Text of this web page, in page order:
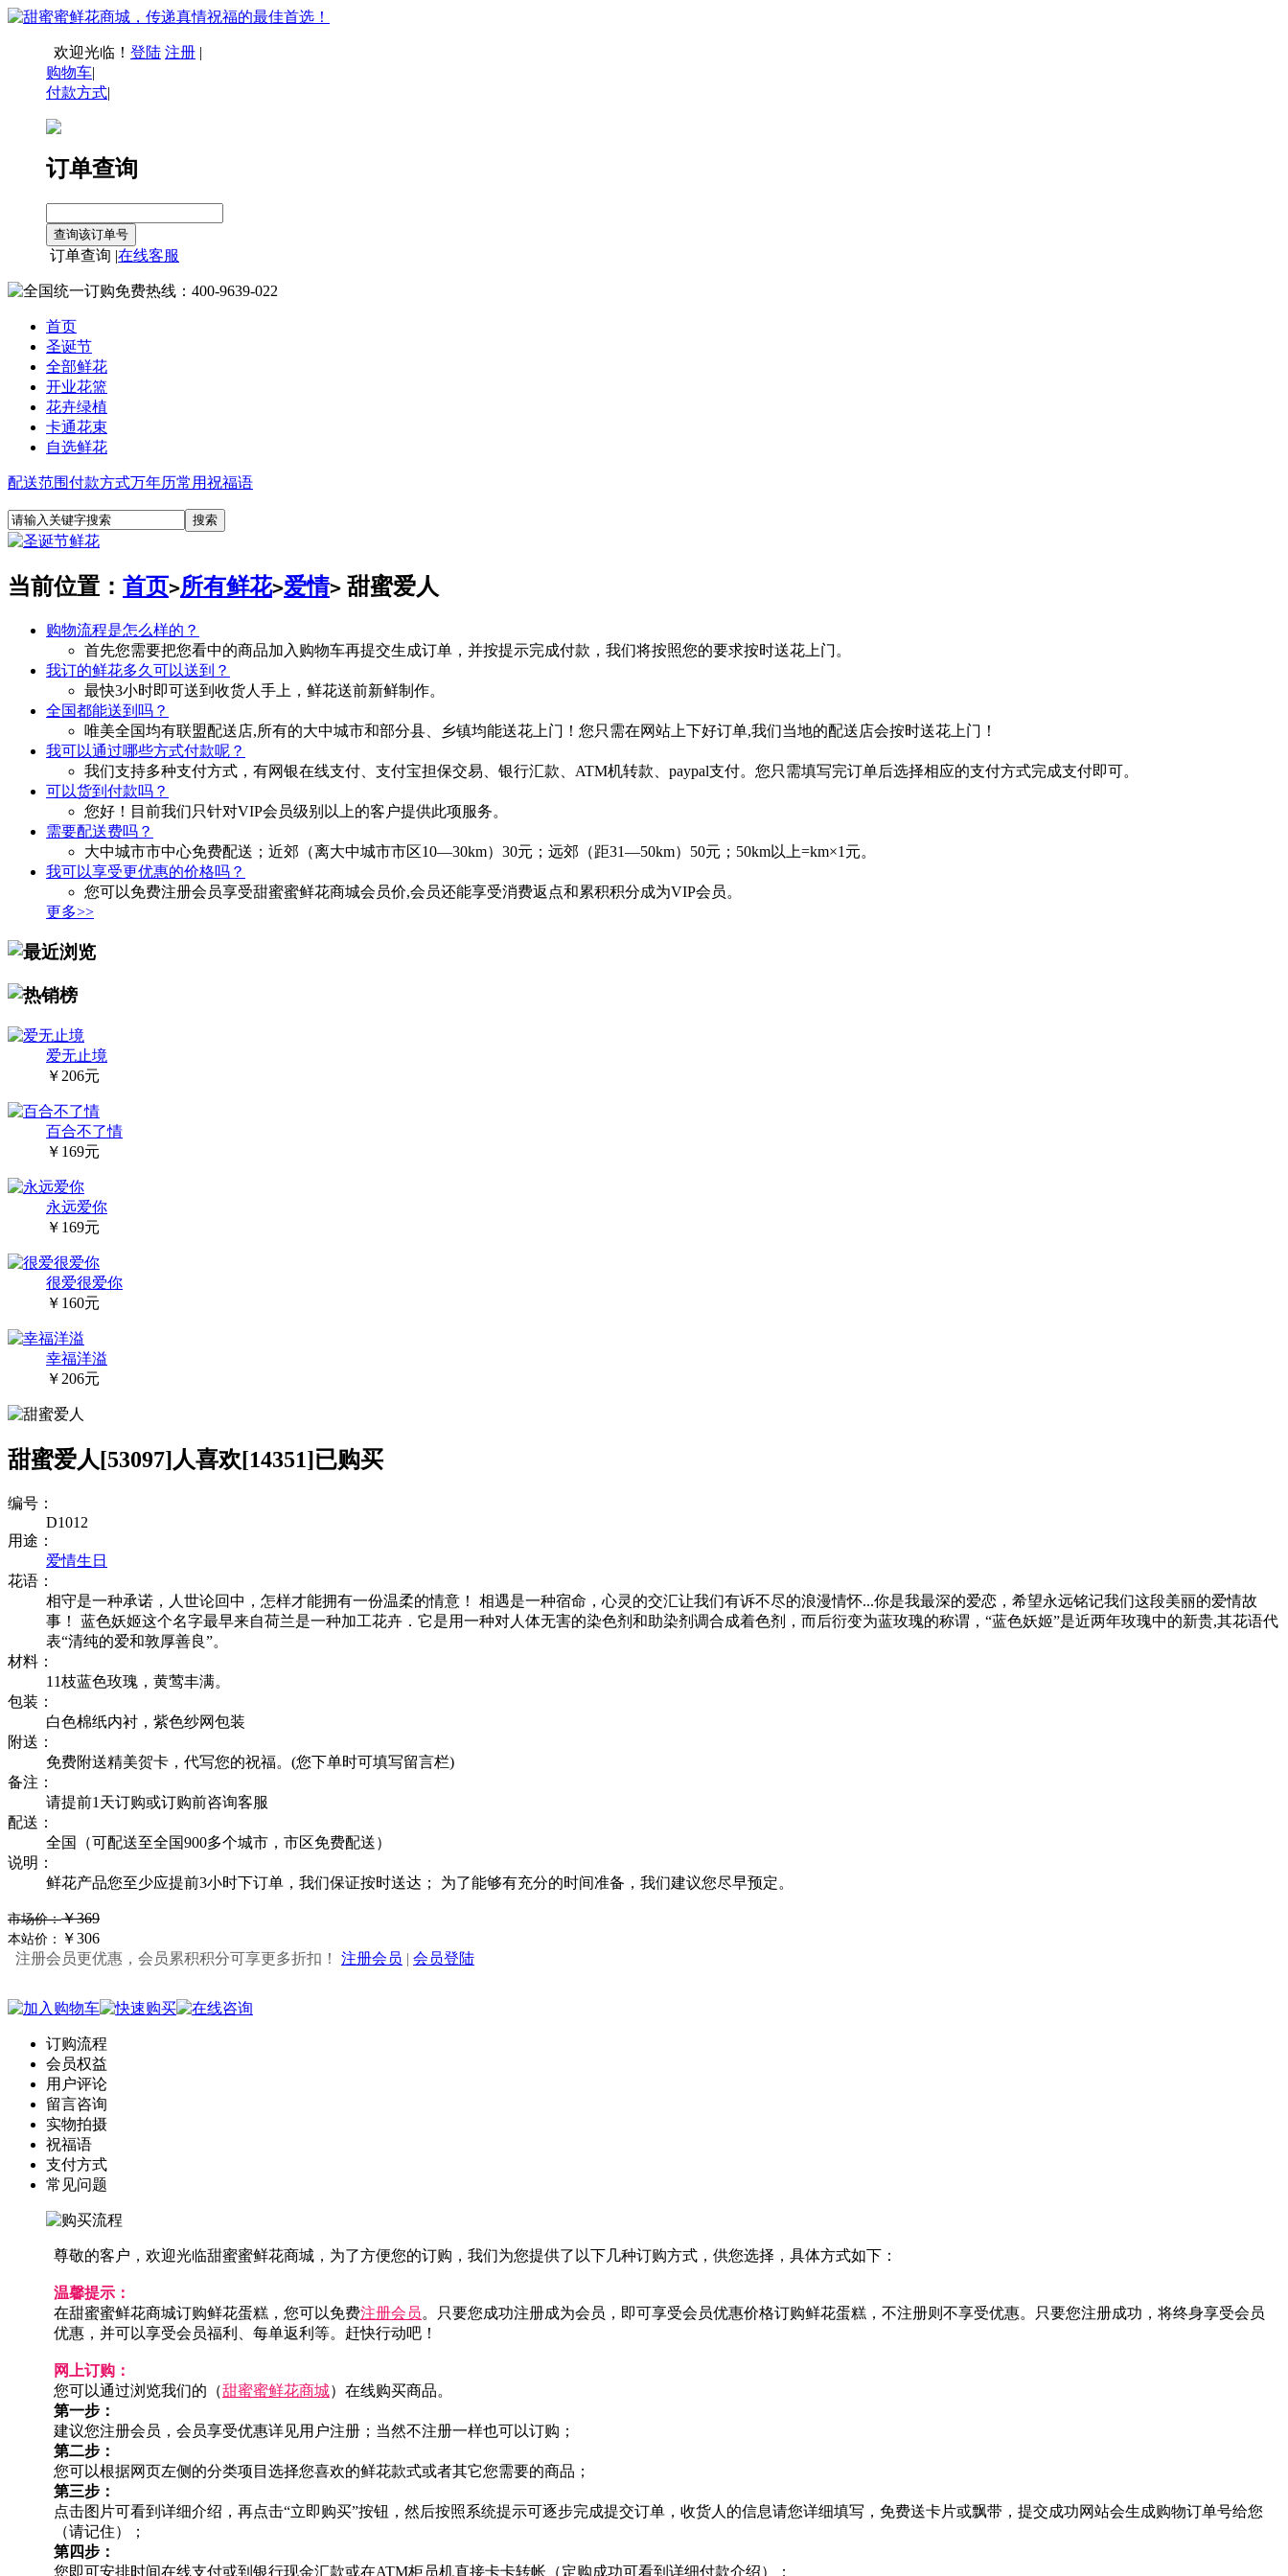
欢迎光临！ 登陆 注册 |
购物车|
付款方式|
订单查询
订单查询 |在线客服
首页
圣诞节
全部鲜花
开业花篮
花卉绿植
卡通花束
自选鲜花
配送范围付款方式万年历常用祝福语
当前位置： 首页>所有鲜花>爱情> 甜蜜爱人
购物流程是怎么样的？
首先您需要把您看中的商品加入购物车再提交生成订单，并按提示完成付款，我们将按照您的要求按时送花上门。
我订的鲜花多久可以送到？
最快3小时即可送到收货人手上，鲜花送前新鲜制作。
全国都能送到吗？
唯美全国均有联盟配送店,所有的大中城市和部分县、乡镇均能送花上门！您只需在网站上下好订单,我们当地的配送店会按时送花上门！
我可以通过哪些方式付款呢？
我们支持多种支付方式，有网银在线支付、支付宝担保交易、银行汇款、ATM机转款、paypal支付。您只需填写完订单后选择相应的支付方式完成支付即可。
可以货到付款吗？
您好！目前我们只针对VIP会员级别以上的客户提供此项服务。
需要配送费吗？
大中城市市中心免费配送；近郊（离大中城市市区10—30km）30元；远郊（距31—50km）50元；50km以上=km×1元。
我可以享受更优惠的价格吗？
您可以免费注册会员享受甜蜜蜜鲜花商城会员价,会员还能享受消费返点和累积积分成为VIP会员。
更多>>
爱无止境
￥206元
百合不了情
￥169元
永远爱你
￥169元
很爱很爱你
￥160元
幸福洋溢
￥206元
甜蜜爱人[53097]人喜欢[14351]已购买
编号：
D1012
用途：
爱情生日
花语：
相守是一种承诺，人世论回中，怎样才能拥有一份温柔的情意！ 相遇是一种宿命，心灵的交汇让我们有诉不尽的浪漫情怀...你是我最深的爱恋，希望永远铭记我们这段美丽的爱情故
事！ 蓝色妖姬这个名字最早来自荷兰是一种加工花卉．它是用一种对人体无害的染色剂和助染剂调合成着色剂，而后衍变为蓝玫瑰的称谓，“蓝色妖姬”是近两年玫瑰中的新贵,其花语代
表“清纯的爱和敦厚善良”。
材料：
11枝蓝色玫瑰，黄莺丰满。
包装：
白色棉纸内衬，紫色纱网包装
附送：
免费附送精美贺卡，代写您的祝福。(您下单时可填写留言栏)
备注：
请提前1天订购或订购前咨询客服
配送：
全国（可配送至全国900多个城市，市区免费配送）
说明：
鲜花产品您至少应提前3小时下订单，我们保证按时送达； 为了能够有充分的时间准备，我们建议您尽早预定。
市场价：￥369
本站价：
￥306
注册会员更优惠，会员累积积分可享更多折扣！ 注册会员 | 会员登陆
订购流程
会员权益
用户评论
留言咨询
实物拍摄
祝福语
支付方式
常见问题
尊敬的客户，欢迎光临甜蜜蜜鲜花商城，为了方便您的订购，我们为您提供了以下几种订购方式，供您选择，具体方式如下：
温馨提示：
在甜蜜蜜鲜花商城订购鲜花蛋糕，您可以免费注册会员。只要您成功注册成为会员，即可享受会员优惠价格订购鲜花蛋糕，不注册则不享受优惠。只要您注册成功，将终身享受会员
优惠，并可以享受会员福利、每单返利等。赶快行动吧！
网上订购：
您可以通过浏览我们的（甜蜜蜜鲜花商城）在线购买商品。
第一步：
建议您注册会员，会员享受优惠详见用户注册；当然不注册一样也可以订购；
第二步：
您可以根据网页左侧的分类项目选择您喜欢的鲜花款式或者其它您需要的商品；
第三步：
点击图片可看到详细介绍，再点击“立即购买”按钮，然后按照系统提示可逐步完成提交订单，收货人的信息请您详细填写，免费送卡片或飘带，提交成功网站会生成购物订单号给您
（请记住）；
第四步：
您即可安排时间在线支付或到银行现金汇款或在ATM柜员机直接卡卡转帐（定购成功可看到详细付款介绍）；